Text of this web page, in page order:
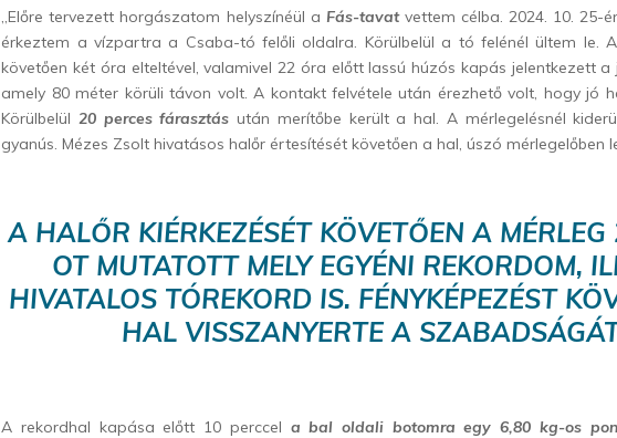
„Előre tervezett horgászatom helyszínéül a Fás-tavat vettem célba. 2024. 10. 25-
érkeztem a vízpartra a Csaba-tó felőli oldalra. Körülbelül a tó felénél ültem le.
követően két óra elteltével, valamivel 22 óra előtt lassú húzós kapás jelentkezett
amely 80 méter körüli távon volt. A kontakt felvétele után érezhető volt, hogy jó
Körülbelül 20 perces fárasztás után merítőbe került a hal. A mérlegelésnél
gyanús. Mézes Zsolt hivatásos halőr értesítését követően a hal, úszó mérlegelőben
A HALŐR KIÉRKEZÉSÉT KÖVETŐEN A
OT MUTATOTT MELY EGYÉNI REKORDOM,
HIVATALOS TÓREKORD IS. FÉNYKÉPEZÉST
HAL VISSZANYERTE A
A rekordhal kapása előtt 10 perccel a bal oldali botomra egy 6,80 kg-os